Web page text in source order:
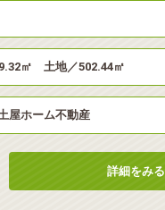
㎡ 土地／502.44㎡
屋ホーム不動産
詳細をみる